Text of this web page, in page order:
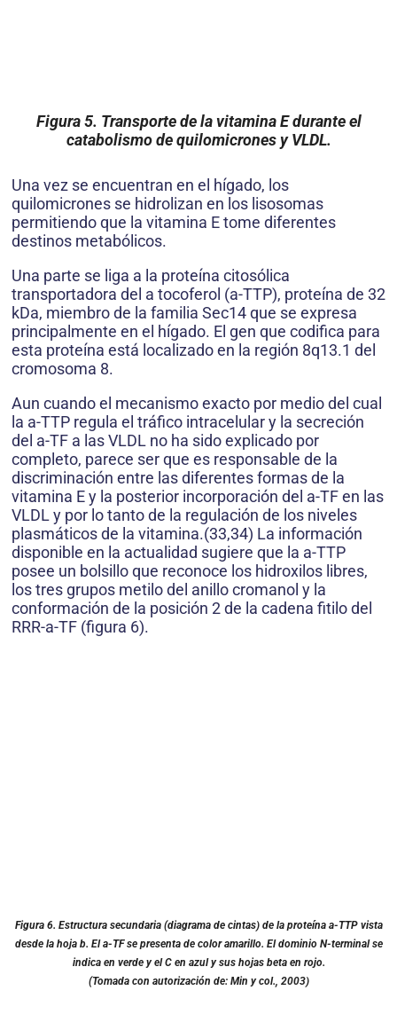
Figura 5. Transporte de la vitamina E durante el
catabolismo de quilomicrones y VLDL.
Una vez se encuentran en el hígado, los
quilomicrones se hidrolizan en los lisosomas
permitiendo que la vitamina E tome diferentes
destinos metabólicos.
Una parte se liga a la proteína citosólica
transportadora del a tocoferol (a-TTP), proteína de 32
kDa, miembro de la familia Sec14 que se expresa
principalmente en el hígado. El gen que codifica para
esta proteína está localizado en la región 8q13.1 del
cromosoma 8.
Aun cuando el mecanismo exacto por medio del cual
la a-TTP regula el tráfico intracelular y la secreción
del a-TF a las VLDL no ha sido explicado por
completo, parece ser que es responsable de la
discriminación entre las diferentes formas de la
vitamina E y la posterior incorporación del a-TF en las
VLDL y por lo tanto de la regulación de los niveles
plasmáticos de la vitamina.(33,34) La información
disponible en la actualidad sugiere que la a-TTP
posee un bolsillo que reconoce los hidroxilos libres,
los tres grupos metilo del anillo cromanol y la
conformación de la posición 2 de la cadena fitilo del
RRR-a-TF (figura 6).
Figura 6. Estructura secundaria (diagrama de cintas) de la proteína a-TTP vista
desde la hoja b. El a-TF se presenta de color amarillo. El dominio N-terminal se
indica en verde y el C en azul y sus hojas beta en rojo.
(Tomada con autorización de: Min y col., 2003)